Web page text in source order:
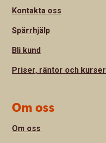
Kontakta oss
Spärrhjälp
Bli kund
Priser, räntor och kurser
Om oss
Om oss